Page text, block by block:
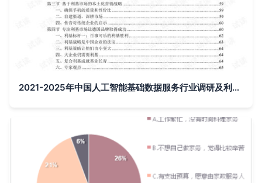
2021-2025年中国人工智能基础数据服务行业调研及利基市场战略咨询报告